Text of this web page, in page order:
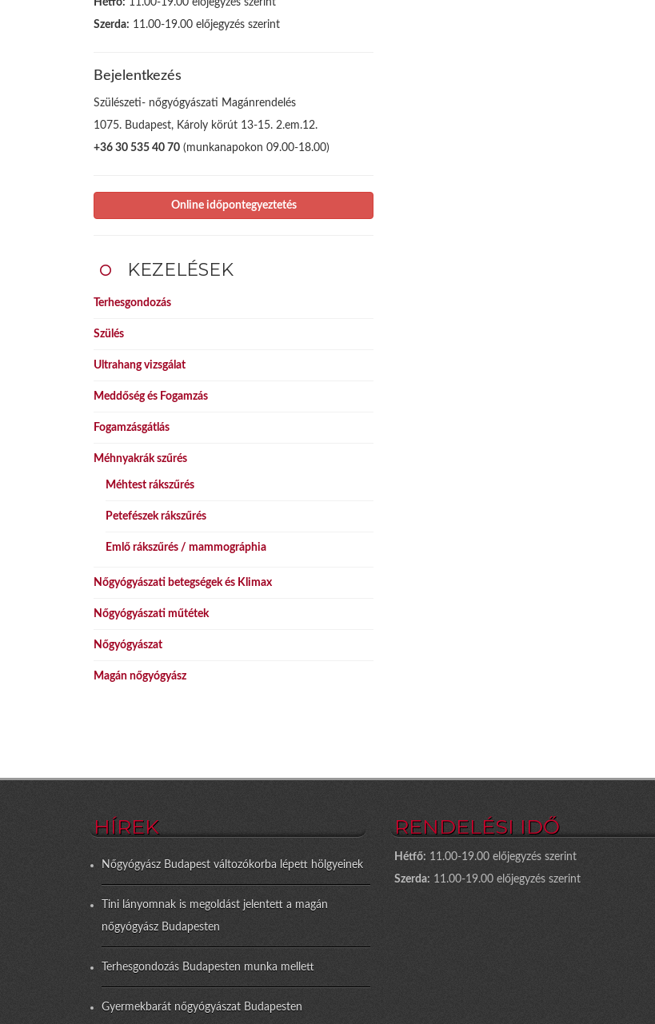
Hétfő: 11.00-19.00 előjegyzés szerint
Szerda: 11.00-19.00 előjegyzés szerint
Bejelentkezés
Szülészeti- nőgyógyászati Magánrendelés
1075. Budapest, Károly körút 13-15. 2.em.12.
+36 30 535 40 70 (munkanapokon 09.00-18.00)
Online időpontegyeztetés
KEZELÉSEK
Terhesgondozás
Szülés
Ultrahang vizsgálat
Meddőség és Fogamzás
Fogamzásgátlás
Méhnyakrák szűrés
Méhtest rákszűrés
Petefészek rákszűrés
Emlő rákszűrés / mammográphia
Nőgyógyászati betegségek és Klimax
Nőgyógyászati műtétek
Nőgyógyászat
Magán nőgyógyász
HÍREK
Nőgyógyász Budapest változókorba lépett hölgyeinek
Tini lányomnak is megoldást jelentett a magán
nőgyógyász Budapesten
Terhesgondozás Budapesten munka mellett
Gyermekbarát nőgyógyászat Budapesten
RENDELÉSI IDŐ
Hétfő: 11.00-19.00 előjegyzés szerint
Szerda: 11.00-19.00 előjegyzés szerint